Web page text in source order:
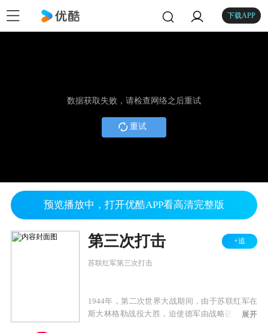
下载APP
数据获取失败，请检查网络之后重试
重试
预览播放中，打开优酷APP看高清完整版
第三次打击 +追
苏联红军第三次打击
1944年，第二次世界大战期间，由于苏联红军在
斯大林格勒战役大胜，迫使德军由战略进攻转入
展开